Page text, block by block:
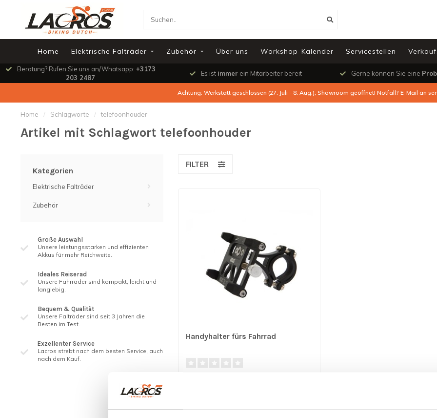
Home Elektrische Falträder Zubehör Über uns Workshop-Kalender Servicestellen
Beratung? Rufen Sie uns an/Whatsapp: +3173
203 2487
Es ist immer ein Mitarbeiter bereit Gerne können Sie eine
Achtung: Werkstatt geschlossen (27. Juli - 8. Aug.), Showroom geöffnet! Notfall? E-Mail an
Home / Schlagworte / telefoonhouder
Artikel mit Schlagwort telefoonhouder
Kategorien
Elektrische Falträder
Zubehör
Große Auswahl
Unsere leistungsstarken und effizienten
Akkus für mehr Reichweite.
Ideales Reiserad
Unsere Fahrräder sind kompakt, leicht und
langlebig.
Bequem & Qualität
Unsere Falträder sind seit 3 ​​Jahren die
Besten im Test.
Exzellenter Service
Lacros strebt nach dem besten Service, auch
nach dem Kauf.
FILTER
Handyhalter fürs Fahrrad